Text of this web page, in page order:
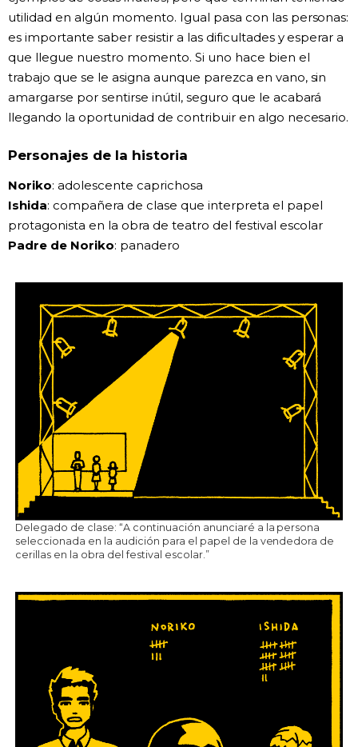
utilidad en algún momento. Igual pasa con las personas:
es importante saber resistir a las dificultades y esperar a
que llegue nuestro momento. Si uno hace bien el
trabajo que se le asigna aunque parezca en vano, sin
amargarse por sentirse inútil, seguro que le acabará
llegando la oportunidad de contribuir en algo necesario.
Personajes de la historia
Noriko: adolescente caprichosa
Ishida: compañera de clase que interpreta el papel
protagonista en la obra de teatro del festival escolar
Padre de Noriko: panadero
Delegado de clase: “A continuación anunciaré a la persona
seleccionada en la audición para el papel de la vendedora de
cerillas en la obra del festival escolar.”